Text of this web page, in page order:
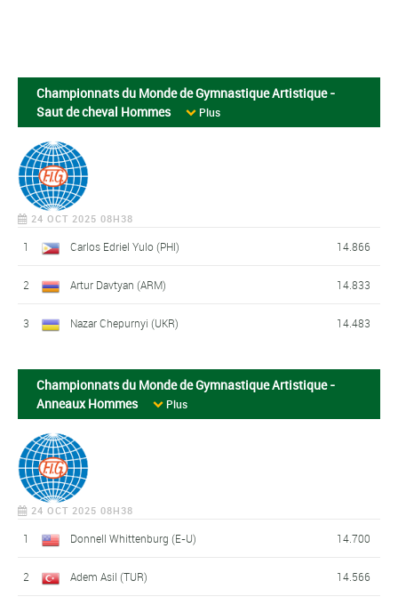
Championnats du Monde de Gymnastique Artistique -
Saut de cheval Hommes
Plus
24 OCT 2025 08H38
1 Carlos Edriel Yulo (PHI) 14.866
2 Artur Davtyan (ARM) 14.833
3 Nazar Chepurnyi (UKR) 14.483
Championnats du Monde de Gymnastique Artistique -
Anneaux Hommes
Plus
24 OCT 2025 08H38
1 Donnell Whittenburg (E-U) 14.700
2 Adem Asil (TUR) 14.566